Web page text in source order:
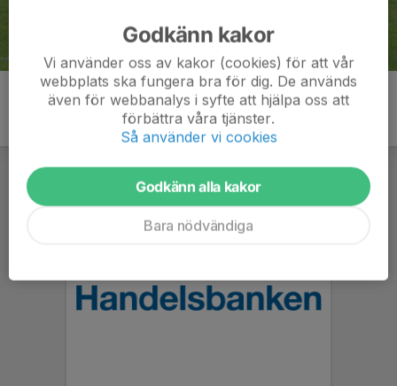
Godkänn kakor
Vi använder oss av kakor (cookies) för att vår
webbplats ska fungera bra för dig. De används
även för webbanalys i syfte att hjälpa oss att
förbättra våra tjänster.
Så använder vi cookies
Godkänn alla kakor
Bara nödvändiga